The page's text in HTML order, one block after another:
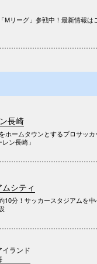
Mリーグ」参戦中！最新情報は
長崎
ホームタウンとするプロサッカ
ン長崎」
シティ
10分！サッカースタジアムを中
ランド